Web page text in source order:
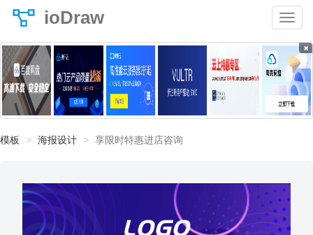
ioDraw
×
模板 海报设计 享限时特惠进店咨询